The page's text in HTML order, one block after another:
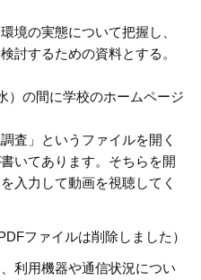
境の実態について把握し、
討するための資料とする。
の間に学校のホームページ
査」というファイルを開く
いてあります。そちらを開
入力して動画を視聴してく
PDFファイルは削除しました）
利用機器や通信状況につい